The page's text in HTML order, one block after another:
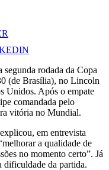
rodada da Copa
(de Brasília), no Lincoln
Unidos. Após o empate
comandada pelo
vitória no Mundial.
em entrevista
a qualidade de
no momento certo”. Já
dificuldade da partida.